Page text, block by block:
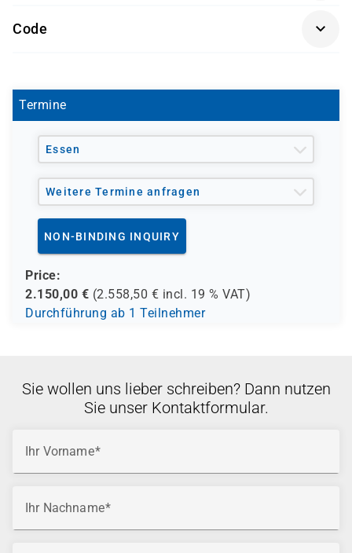
vorbereiten möchten.
Code
Termine
Essen
Weitere Termine anfragen
NON-BINDING INQUIRY
Price:
2.150,00 € (2.558,50 € incl. 19 % VAT)
Durchführung ab 1 Teilnehmer
Sie wollen uns lieber schreiben? Dann nutzen
Sie unser Kontaktformular.
Ihr Vorname
Ihr Nachname